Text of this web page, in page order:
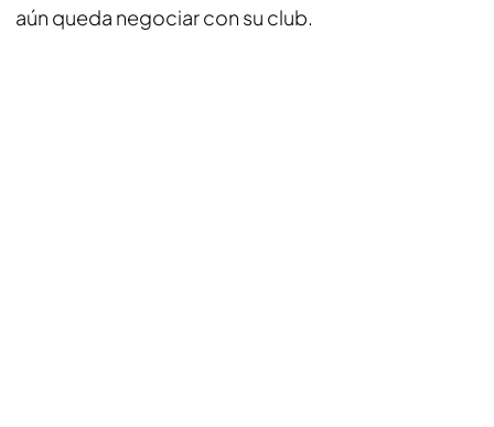
aún queda negociar con su club.